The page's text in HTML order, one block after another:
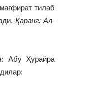
тилаб
Қаранг: Ал-
Абу Ҳурайра